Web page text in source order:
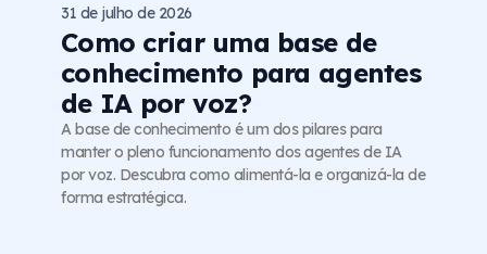
Como criar uma base de
conhecimento para agentes
de IA por voz?
31 de julho de 2026
A base de conhecimento é um dos pilares para
manter o pleno funcionamento dos agentes de IA
por voz. Descubra como alimentá-la e organizá-la de
forma estratégica.